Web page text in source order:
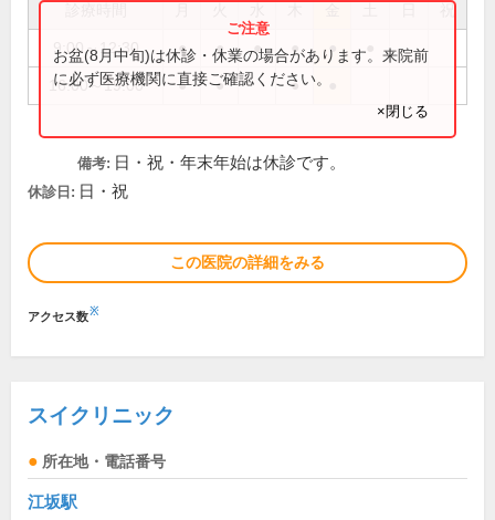
祝
9:00～12:30 ● ● ● ● ●
16:00～19:00 ● ● ●
お盆(8月中旬)は休診・休業の場合があります。来院前
に必ず医療機関に直接ご確認ください。
×閉じる
備考: 日・祝・年末年始は休診です。
休診日: 日・祝
この医院の詳細をみる
アクセス数※
スイクリニック
所在地・電話番号
江坂駅